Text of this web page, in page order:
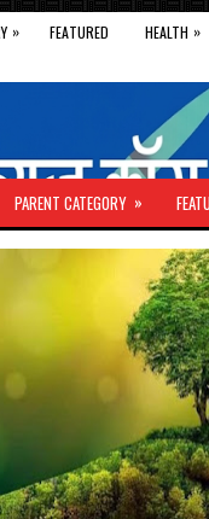
» FEATURED HEALTH »
PARENT CATEGORY »